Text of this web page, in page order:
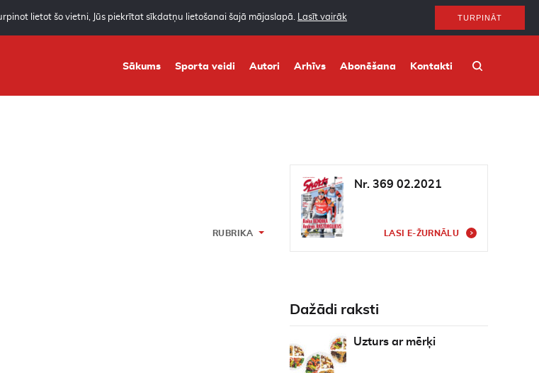
lietot šo vietni, Jūs piekrītat sīkdatņu lietošanai šajā mājaslapā. Lasīt vairāk TURPINĀT
Sākums Sporta veidi Autori Arhīvs Abonēšana Kontakti
RUBRIKA
Nr. 369 02.2021
LASI E-ŽURNĀLU
Dažādi raksti
Uzturs ar mērķi